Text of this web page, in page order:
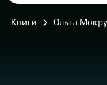
Книги Ольга